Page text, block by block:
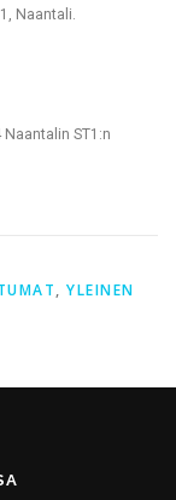
Naantali.
ST1:n
, YLEINEN